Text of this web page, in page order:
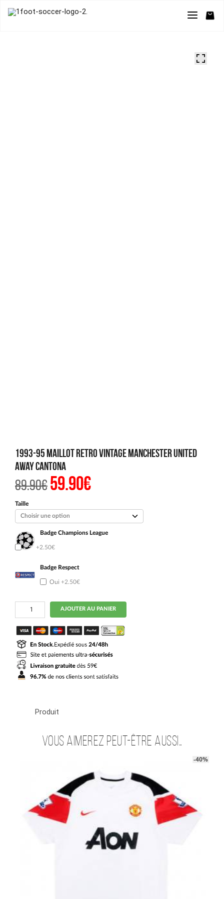
1993-95 Maillot Retro Vintage Manchester United
Away Cantona
89.90€Le
prix
était :
89.90€.
59.90€Le
prix
est :
59.90€.
Taille
Badge Champions League
Oui +2.50€
Badge Respect
Oui +2.50€
quantité
1993-
95
Maillot
Retro
Vintage
Manchester
United
Away
Cantona
AJOUTER AU PANIER
Produit
Vous aimerez peut-être aussi…
-40%